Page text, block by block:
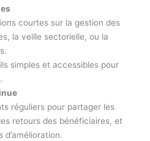
courtes sur la gestion des
la veille sectorielle, ou la
simples et accessibles pour
réguliers pour partager les
retours des bénéficiaires, et
d’amélioration.